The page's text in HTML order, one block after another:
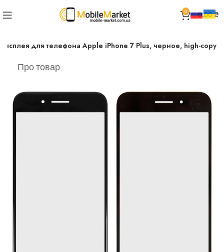
0 0.00₴
для телефона Apple iPhone 7 Plus, черное, high-copy
Про товар